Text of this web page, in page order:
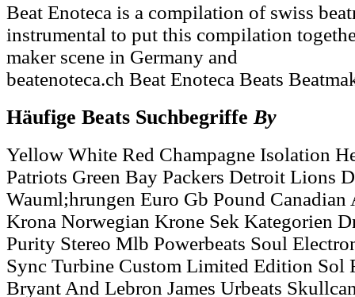
Beat Enoteca is a compilation of swiss
instrumental to put this compilation
maker scene in Germany and
beatenoteca.ch Beat Enoteca Beats
Häufige Beats Suchbegriffe By
Yellow White Red Champagne Isolation
Patriots Green Bay Packers Detroit Lions
Wauml;hrungen Euro Gb Pound Canadian
Krona Norwegian Krone Sek Kategorien
Purity Stereo Mlb Powerbeats Soul
Sync Turbine Custom Limited Edition Sol
Bryant And Lebron James Urbeats